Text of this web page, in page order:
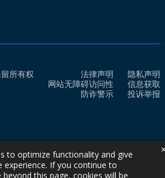
所有权
法律声明
隐私声明
网站无障碍访问性
信息获取
防诈警示
投诉举报
to optimize functionality and give
experience. If you continue to
this page, cookies will be